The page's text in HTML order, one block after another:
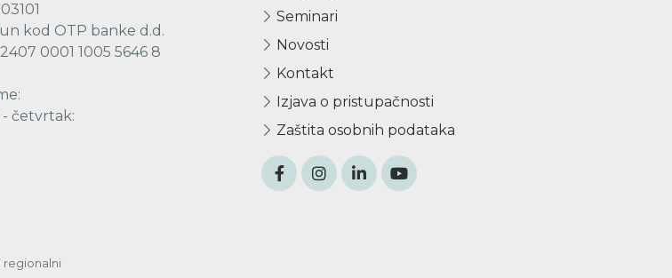
kod OTP banke d.d.
0001 1005 5646 8
četvrtak:
Seminari
Novosti
Kontakt
Izjava o pristupačnosti
Zaštita osobnih podataka
regionalni